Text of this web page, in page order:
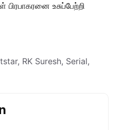
உசுப்பேற்றி
, RK Suresh, Serial,